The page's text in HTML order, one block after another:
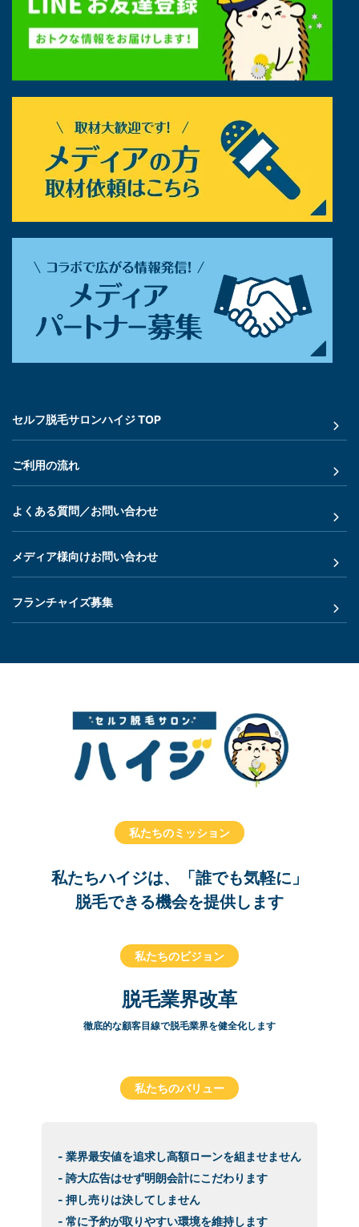
セルフ脱毛サロンハイジ TOP
ご利用の流れ
よくある質問／お問い合わせ
メディア様向けお問い合わせ
フランチャイズ募集
私たちのミッション
私たちハイジは、「誰でも気軽に」
脱毛できる機会を提供します
私たちのビジョン
脱毛業界改革
徹底的な顧客目線で脱毛業界を健全化します
私たちのバリュー
- 業界最安値を追求し高額ローンを組ませません
- 誇大広告はせず明朗会計にこだわります
- 押し売りは決してしません
- 常に予約が取りやすい環境を維持します